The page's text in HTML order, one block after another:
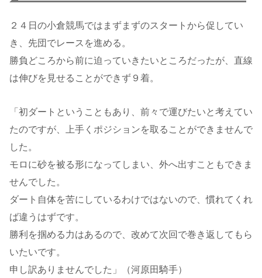
２４日の小倉競馬ではまずまずのスタートから促してい
き、先団でレースを進める。
勝負どころから前に迫っていきたいところだったが、直線
は伸びを見せることができず９着。
「初ダートということもあり、前々で運びたいと考えてい
たのですが、上手くポジションを取ることができませんで
した。
モロに砂を被る形になってしまい、外へ出すこともできま
せんでした。
ダート自体を苦にしているわけではないので、慣れてくれ
ば違うはずです。
勝利を掴める力はあるので、改めて次回で巻き返してもら
いたいです。
申し訳ありませんでした」（河原田騎手）